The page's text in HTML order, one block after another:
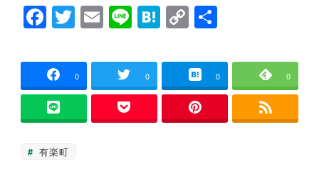
ウ
で
開
)
い
(
新
ィ
ン
ド
ウ
き
)
F
c
e
b
o
o
T
tt
er
E
ai
l
Li
e
H
e
n
C
p
y
Li
n
共
0 0 0 0
有楽町